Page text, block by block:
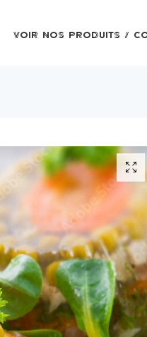
voir nos produits /